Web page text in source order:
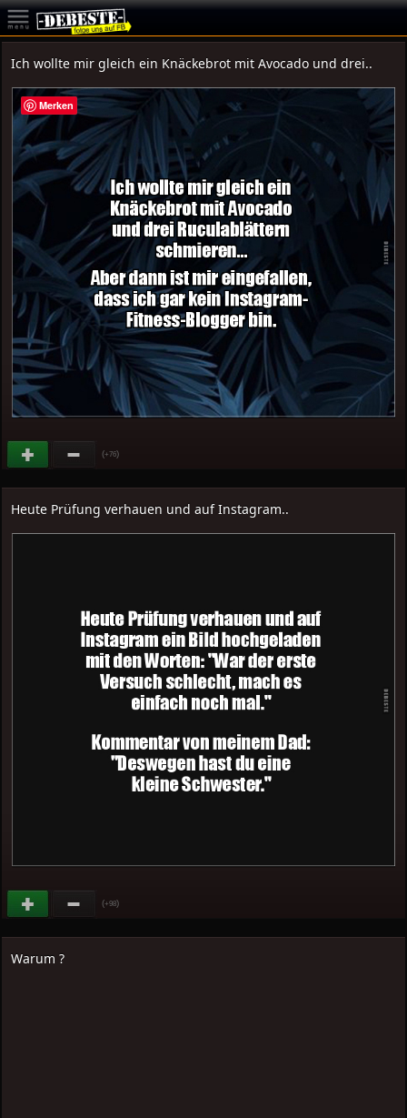
Ich wollte mir gleich ein Knäckebrot mit Avocado und drei..
(+76)
Heute Prüfung verhauen und auf Instagram..
(+98)
Warum ?
Merken